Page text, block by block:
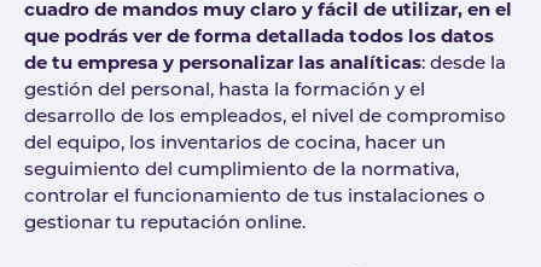
cuadro de mandos muy claro y fácil de utilizar, en el
que podrás ver de forma detallada todos los datos
de tu empresa y personalizar las analíticas: desde la
gestión del personal, hasta la formación y el
desarrollo de los empleados, el nivel de compromiso
del equipo, los inventarios de cocina, hacer un
seguimiento del cumplimiento de la normativa,
controlar el funcionamiento de tus instalaciones o
gestionar tu reputación online.